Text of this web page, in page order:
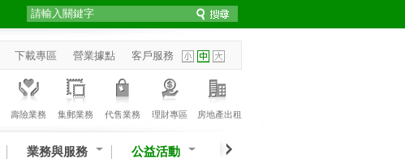
下載專區 營業據點 客戶服務
壽險業務 集郵業務 代售業務 理財專區 房地產出租
業務與服務 公益活動